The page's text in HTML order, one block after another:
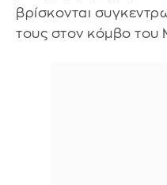
βρίσκονται
τους στον κόμβο του